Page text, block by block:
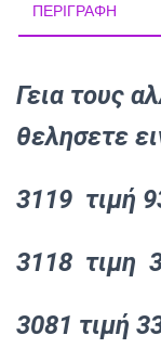
ΠΕΡΙΓΡΑΦΉ
Γεια τους
θελησετε
3119 τιμή
3118 τιμη
3081 τιμή